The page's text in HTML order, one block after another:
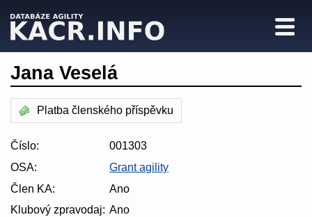
Jana Veselá
Platba členského příspěvku
Číslo:
001303
OSA:
Grant agility
Člen KA:
Ano
Klubový zpravodaj: Ano